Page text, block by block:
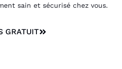
sain et sécurisé chez vous.
GRATUIT